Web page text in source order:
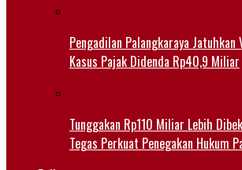
Pengadilan Palangkaraya Jatuhkan
Kasus Pajak Didenda Rp40,9 Miliar
Tunggakan Rp110 Miliar Lebih
Tegas Perkuat Penegakan Hukum